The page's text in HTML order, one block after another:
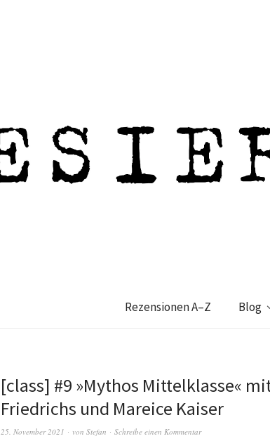
Rezensionen A–Z Blog
[class] #9 »Mythos Mittelklasse«
Friedrichs und Mareice Kaiser
25. November 2021 von Stefan Schreibe einen Kommentar